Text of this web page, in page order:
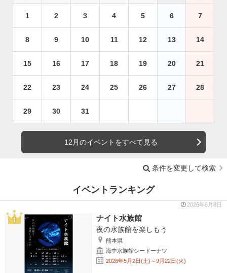
1 2 3 4 5 6 7
8 9 10 11 12 13 14
15 16 17 18 19 20 21
22 23 24 25 26 27 28
29 30 31
12月のイベントをすべて見る
条件を変更して検索
イベントランキング
2026年8月8日
ナイト水族館
夜の水族館を楽しもう
熊本県
海中水族館シードーナツ
2026年5月2日(土)～9月22日(火)